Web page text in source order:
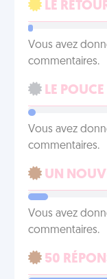
LE
Vous avez
commentaires.
LE
Vous avez
commentaires.
UN
Vous avez
commentaires.
50